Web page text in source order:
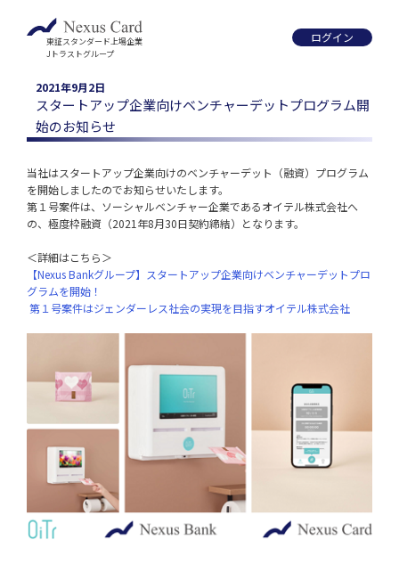
東証スタンダード上場企業
Jトラストグループ
ログイン
2021年9月2日
スタートアップ企業向けベンチャーデットプログラム開
始のお知らせ
当社はスタートアップ企業向けのベンチャーデット（融資）プログラム
を開始しましたのでお知らせいたします。
第１号案件は、ソーシャルベンチャー企業であるオイテル株式会社へ
の、極度枠融資（2021年8月30日契約締結）となります。
【Nexus Bankグループ】スタートアップ企業向けベンチャーデットプロ
グラムを開始！
第１号案件はジェンダーレス社会の実現を目指すオイテル株式会社